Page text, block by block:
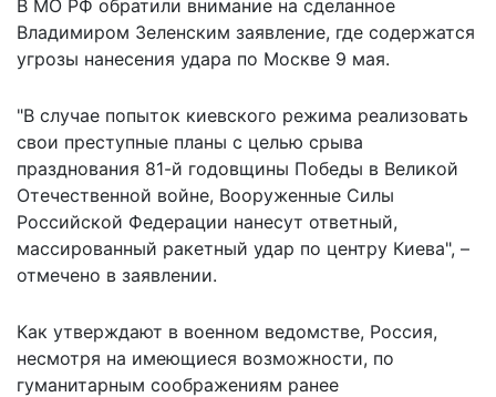
В МО РФ обратили внимание на сделанное
Владимиром Зеленским заявление, где содержатся
угрозы нанесения удара по Москве 9 мая.
"В случае попыток киевского режима реализовать
свои преступные планы с целью срыва
празднования 81-й годовщины Победы в Великой
Отечественной войне, Вооруженные Силы
Российской Федерации нанесут ответный,
массированный ракетный удар по центру Киева", –
отмечено в заявлении.
Как утверждают в военном ведомстве, Россия,
несмотря на имеющиеся возможности, по
гуманитарным соображениям ранее